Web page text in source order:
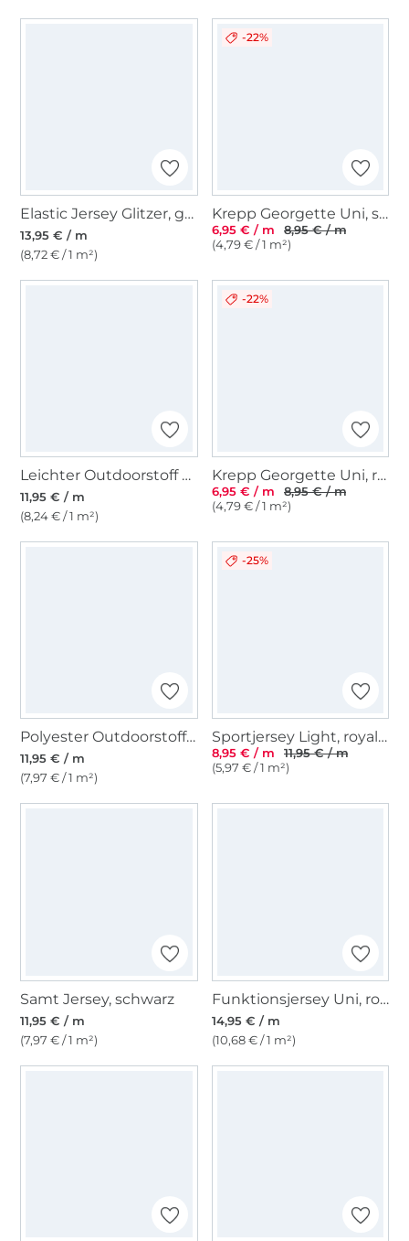
Elastic Jersey Glitzer, gold
13,95 € / m
(8,72 € / 1 m²)
-22%
Krepp Georgette Uni, schwarz
6,95 € / m
8,95 € / m
(4,79 € / 1 m²)
Leichter Outdoorstoff Panama Uni, schwarz
11,95 € / m
(8,24 € / 1 m²)
-22%
Krepp Georgette Uni, royalblau
6,95 € / m
8,95 € / m
(4,79 € / 1 m²)
Polyester Outdoorstoff uni beige
11,95 € / m
(7,97 € / 1 m²)
-25%
Sportjersey Light, royalblau
8,95 € / m
11,95 € / m
(5,97 € / 1 m²)
Samt Jersey, schwarz
11,95 € / m
(7,97 € / 1 m²)
Funktionsjersey Uni, royalblau
14,95 € / m
(10,68 € / 1 m²)